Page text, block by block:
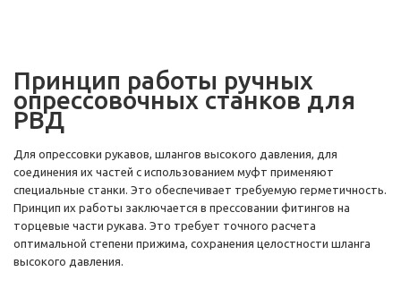
Принцип работы ручных
опрессовочных станков для
РВД
Для опрессовки рукавов, шлангов высокого давления, для
соединения их частей с использованием муфт применяют
специальные станки. Это обеспечивает требуемую герметичность.
Принцип их работы заключается в прессовании фитингов на
торцевые части рукава. Это требует точного расчета
оптимальной степени прижима, сохранения целостности шланга
высокого давления.